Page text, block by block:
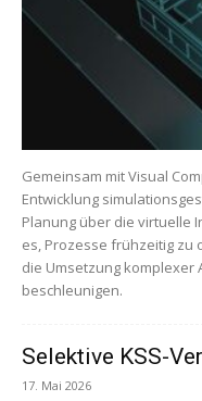
Gemeinsam mit Visual
Entwicklung
Planung über die virtuelle
es, Prozesse frühzeitig zu
die Umsetzung
beschleunigen.
Selektive KSS-
17. Mai 2026